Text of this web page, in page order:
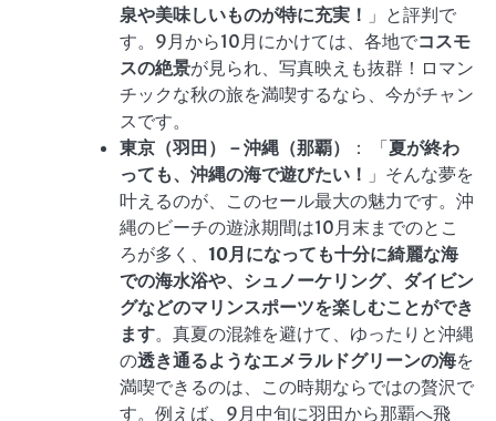
泉や美味しいものが特に充実！ 」と評判で
す。9月から10月にかけては、各地でコスモ
スの絶景が見られ、写真映えも抜群！ロマン
チックな秋の旅を満喫するなら、今がチャン
スです。
東京（羽田）－沖縄（那覇）
： 「夏が終わ
っても、沖縄の海で遊びたい！ 」そんな夢を
叶えるのが、このセール最大の魅力です。沖
縄のビーチの遊泳期間は10月末までのとこ
ろが多く、 10月になっても十分に綺麗な海
での海水浴や、シュノーケリング、ダイビン
グなどのマリンスポーツを楽しむことができ
ます。真夏の混雑を避けて、ゆったりと沖縄
の透き通るようなエメラルドグリーンの海を
満喫できるのは、この時期ならではの贅沢で
す。例えば、9月中旬に羽田から那覇へ飛